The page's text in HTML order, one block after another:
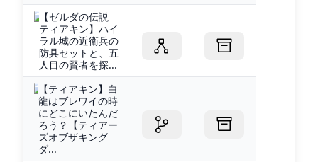
【ゼルダの伝説
ティアキン】ハイ
ラル城の近衛兵の
防具セットと、五
人目の賢者を探...
【ティアキン】白
龍はブレワイの時
にどこにいたんだ
ろう？【ティアー
ズオブザキング
ダ...